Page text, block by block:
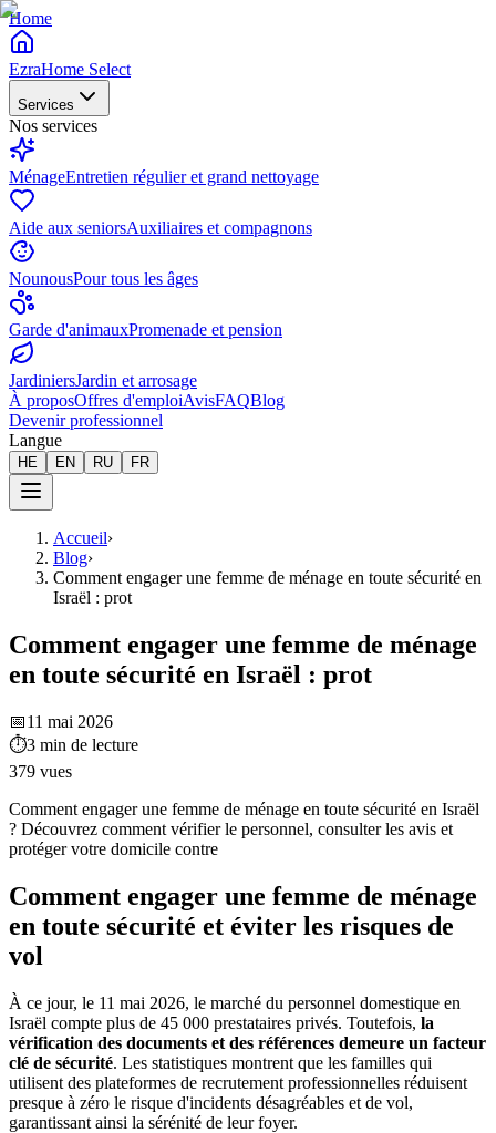
Home
EzraHome Select
Services
Nos services
MénageEntretien régulier et grand nettoyage
Aide aux seniorsAuxiliaires et compagnons
NounousPour tous les âges
Garde d'animauxPromenade et pension
JardiniersJardin et arrosage
À proposOffres d'emploiAvisFAQBlog
Devenir professionnel
Langue
HE EN RU FR
Accueil›
Blog›
Comment engager une femme de ménage en toute sécurité en
Israël : prot
Comment engager une femme de ménage
en toute sécurité en Israël : prot
📅11 mai 2026
⏱3 min de lecture
379 vues
Comment engager une femme de ménage en toute sécurité en Israël
? Découvrez comment vérifier le personnel, consulter les avis et
protéger votre domicile contre
Comment engager une femme de ménage
en toute sécurité et éviter les risques de
vol
À ce jour, le 11 mai 2026, le marché du personnel domestique en
Israël compte plus de 45 000 prestataires privés. Toutefois, la
vérification des documents et des références demeure un facteur
clé de sécurité. Les statistiques montrent que les familles qui
utilisent des plateformes de recrutement professionnelles réduisent
presque à zéro le risque d'incidents désagréables et de vol,
garantissant ainsi la sérénité de leur foyer.